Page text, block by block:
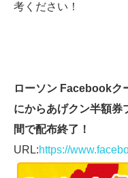
考ください！
ローソン Facebookク
にからあげクン半額
間で配布終了！
URL:https://